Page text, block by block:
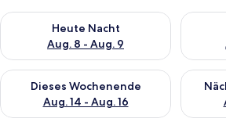
Heute Nacht
Aug. 8 - Aug. 9
Überprüfe die Verfügbarkeit für heute
Dieses Wochenende
Aug. 14 - Aug. 16
Überprüfe die Verfügbarkeit für dieses